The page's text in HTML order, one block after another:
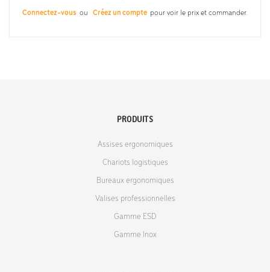
Connectez-vous ou Créez un compte pour voir le prix et commander.
PRODUITS
Assises ergonomiques
Chariots logistiques
Bureaux ergonomiques
Valises professionnelles
Gamme ESD
Gamme Inox